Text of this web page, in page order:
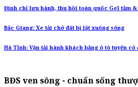
Đình chỉ lưu hành, thu hồi toàn quốc Gel tắm
Bắc Giang: Xe tải chở đất bị lật xuống sông
Hà Tĩnh: Vận tải hành khách bằng ô tô tuyến
BĐS ven sông - chuẩn sống